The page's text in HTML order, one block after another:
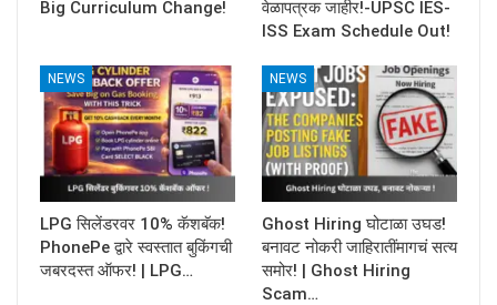
Big Curriculum Change!
वेळापत्रक जाहीर!-UPSC IES-
ISS Exam Schedule Out!
NEWS
LPG सिलेंडरवर 10% कॅशबॅक!
PhonePe द्वारे स्वस्तात बुकिंगची
जबरदस्त ऑफर! | LPG…
NEWS
Ghost Hiring घोटाळा उघड!
बनावट नोकरी जाहिरातींमागचं सत्य
समोर! | Ghost Hiring
Scam…